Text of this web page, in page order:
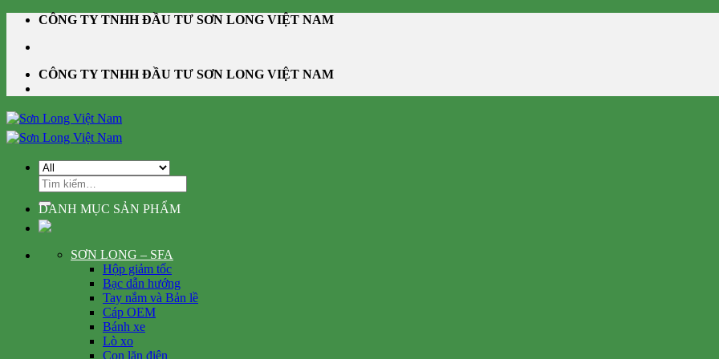
Skip
content
CÔNG TY TNHH ĐẦU TƯ SƠN LONG VIỆT NAM
CÔNG TY TNHH ĐẦU TƯ SƠN LONG VIỆT NAM
Tìm
kiếm:
DANH MỤC SẢN PHẨM
SƠN LONG – SFA
Hộp giảm tốc
Bạc dẫn hướng
Tay nắm và Bản lề
Cáp OEM
Bánh xe
Lò xo
Con lăn điện